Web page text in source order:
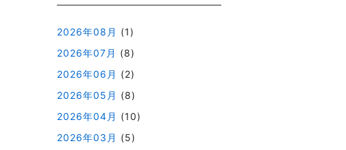
2026年08月 (1)
2026年07月 (8)
2026年06月 (2)
2026年05月 (8)
2026年04月 (10)
2026年03月 (5)